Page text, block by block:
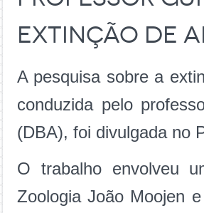
extinção de
A pesquisa sobre a
conduzida pelo
(DBA), foi divulgada no
O trabalho envolveu
Zoologia João Moojen